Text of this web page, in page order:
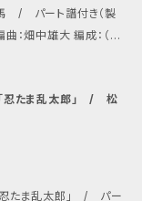
/ パート譜付き（製
：畑中雄大 編成：（ピ
忍たま乱太郎」 / 松
忍たま乱太郎」 / パー